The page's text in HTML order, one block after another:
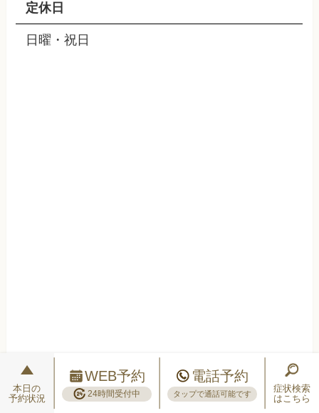
定休日
日曜・祝日
本日の
予約状況
WEB予約
24時間受付中
電話予約
タップで通話可能です
症状検索
はこちら